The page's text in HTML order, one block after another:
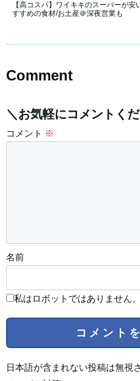
【高コスパ】ワイキキのスーパーが安
すすめの食材/お土産＠深夜営業も
Comment
＼お気軽にコメントく
コメント ※
名前
私はロボットではありません。
日本語が含まれない投稿は無視